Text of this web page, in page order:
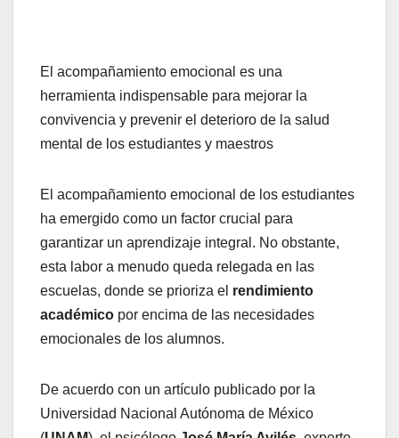
El acompañamiento emocional es una
herramienta indispensable para mejorar la
convivencia y prevenir el deterioro de la salud
mental de los estudiantes y maestros
El acompañamiento emocional de los estudiantes
ha emergido como un factor crucial para
garantizar un aprendizaje integral. No obstante,
esta labor a menudo queda relegada en las
escuelas, donde se prioriza el rendimiento
académico por encima de las necesidades
emocionales de los alumnos.
De acuerdo con un artículo publicado por la
Universidad Nacional Autónoma de México